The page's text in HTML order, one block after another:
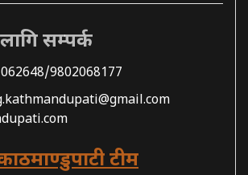
सम्पर्क
9802068177
टीम